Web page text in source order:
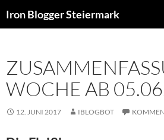
Inhalt
Iron Blogger Steiermark
WOCHE AB
12. JUNI 2017 IBLOGBOT